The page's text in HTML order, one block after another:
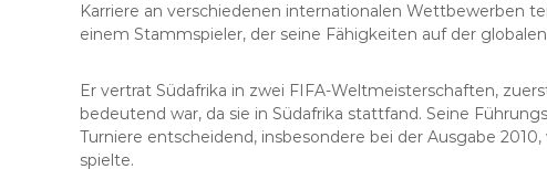
Karriere an verschiedenen internationalen Wettbewerben
einem Stammspieler, der seine Fähigkeiten auf der
Er vertrat Südafrika in zwei FIFA-Weltmeisterschaften,
bedeutend war, da sie in Südafrika stattfand. Seine
Turniere entscheidend, insbesondere bei der Ausgabe
spielte.